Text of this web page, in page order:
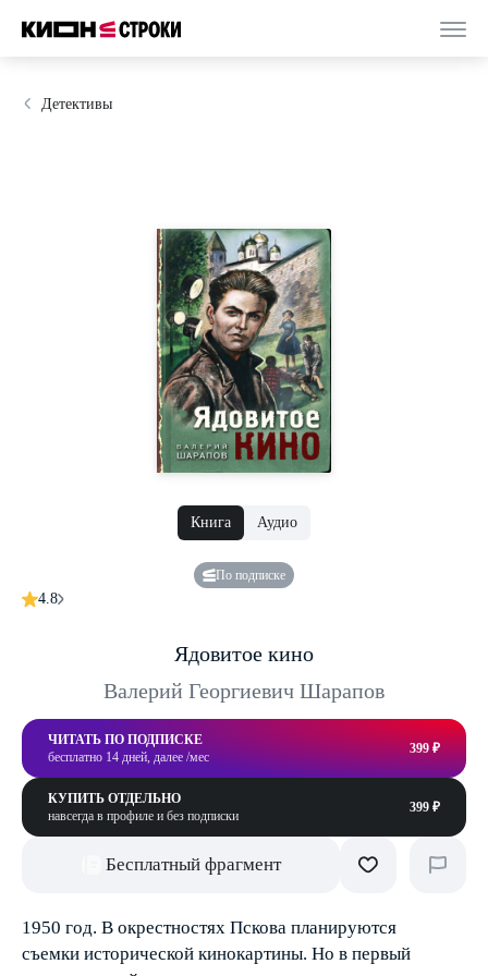
Детективы
Книга Аудио
По подписке
4.8
Ядовитое кино
Валерий Георгиевич Шарапов
ЧИТАТЬ ПО ПОДПИСКЕ
бесплатно 14 дней, далее /мес
399 ₽
КУПИТЬ ОТДЕЛЬНО
навсегда в профиле и без подписки
399 ₽
Бесплатный фрагмент
1950 год. В окрестностях Пскова планируются
съемки исторической кинокартины. Но в первый